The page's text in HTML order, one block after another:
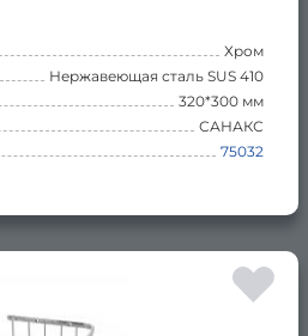
Хром
Нержавеющая сталь SUS 410
320*300 мм
САНАКС
75032